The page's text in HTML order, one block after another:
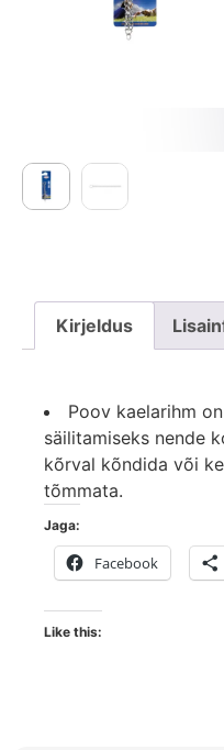
Kirjeldus
Poov kaelarihm
säilitamiseks nende
kõrval kõndida või
tõmmata.
Jaga:
Facebook
Like this: